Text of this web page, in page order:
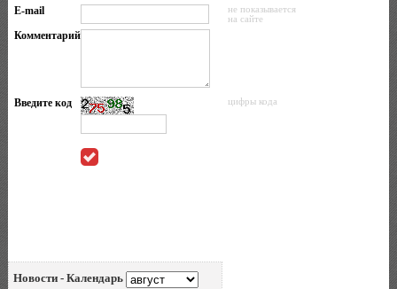
E-mail
не показывается
на сайте
Комментарий
Введите код цифры кода
Новости - Календарь